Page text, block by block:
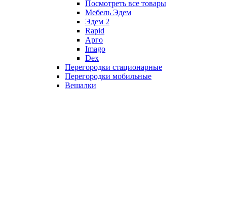
Посмотреть все товары
Мебель Эдем
Эдем 2
Rapid
Арго
Imago
Dex
Перегородки стационарные
Перегородки мобильные
Вешалки